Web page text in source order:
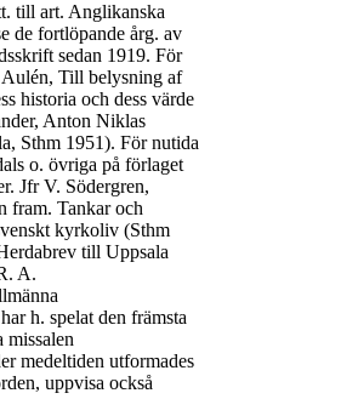
till art. Anglikanska
de fortlöpande årg. av
sedan 1919. För
Aulén, Till belysning af
historia och dess värde
Anton Niklas
Sthm 1951). För nutida
o. övriga på förlaget
Jfr V. Södergren,
fram. Tankar och
kyrkoliv (Sthm
till Uppsala
A.
h. spelat den främsta
missalen
medeltiden utformades
uppvisa också